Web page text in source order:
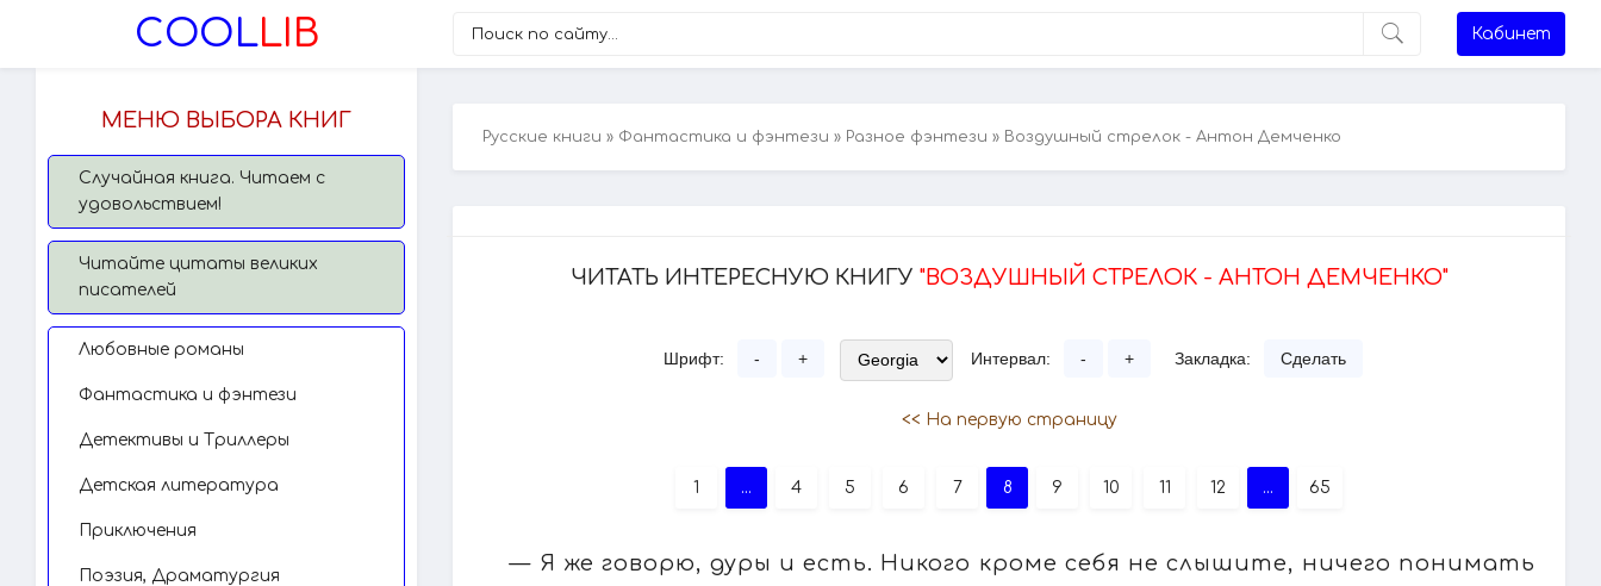
COOLLIB Кабинет
МЕНЮ ВЫБОРА КНИГ
Случайная книга. Читаем с
удовольствием!
Читайте цитаты великих
писателей
Любовные романы
Фантастика и фэнтези
Детективы и Триллеры
Детская литература
Приключения
Поэзия, Драматургия
Русские книги » Фантастика и фэнтези » Разное фэнтези » Воздушный стрелок - Антон Демченко
ЧИТАТЬ ИНТЕРЕСНУЮ КНИГУ "ВОЗДУШНЫЙ СТРЕЛОК - АНТОН ДЕМЧЕНКО"
Шрифт: - + Интервал: - + Закладка: Сделать
<< На первую страницу
1 ... 4 5 6 7 8 9 10 11 12 ... 65
— Я же говорю, дуры и есть. Никого кроме себя не слышите, ничего понимать